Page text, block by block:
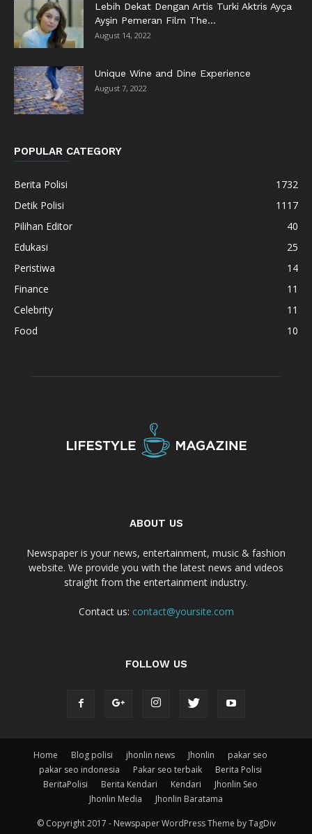
Lebih Dekat Dengan Artis Turki Aktris Ayça
Ayşin Pemeran Film The...
August 14, 2022
Unique Wine and Dine Experience
August 7, 2022
POPULAR CATEGORY
Berita Polisi
1732
Detik Polisi
1117
Pilihan Editor
40
Edukasi
25
Peristiwa
14
Finance
11
Celebrity
11
Food
10
ABOUT US
Newspaper is your news, entertainment, music & fashion
website. We provide you with the latest news and videos
straight from the entertainment industry.
Contact us: contact@yoursite.com
FOLLOW US
Home Blog polisi jhonlin news Jhonlin
pakar seo
pakar seo indonesia
Pakar seo terbaik
Berita Polisi
BeritaPolisi
Berita Kendari Kendari
Jhonlin Seo
Jhonlin Media
Jhonlin Baratama
© Copyright 2017 - Newspaper WordPress Theme by TagDiv